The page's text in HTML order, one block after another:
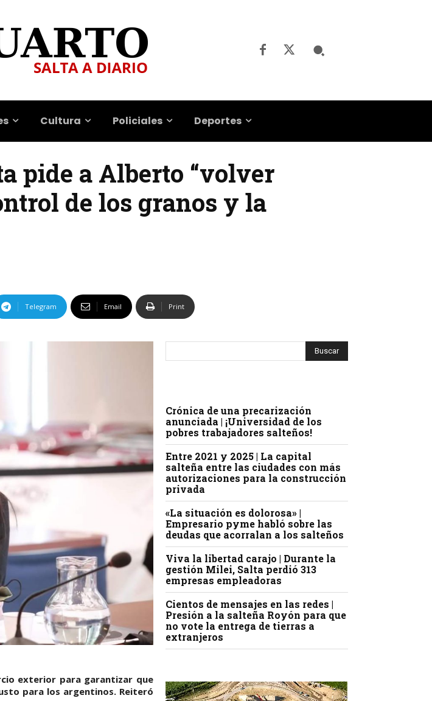
Cultura Policiales Deportes
pide a Alberto “volver
de los granos y la
Telegram Email Print
exterior para garantizar que
para los argentinos. Reiteró
Crónica de una precarización
anunciada | ¡Universidad de los
pobres trabajadores salteños!
Entre 2021 y 2025 | La capital
salteña entre las ciudades con más
autorizaciones para la construcción
privada
«La situación es dolorosa» |
Empresario pyme habló sobre las
deudas que acorralan a los salteños
Viva la libertad carajo | Durante la
gestión Milei, Salta perdió 313
empresas empleadoras
Cientos de mensajes en las redes |
Presión a la salteña Royón para que
no vote la entrega de tierras a
extranjeros